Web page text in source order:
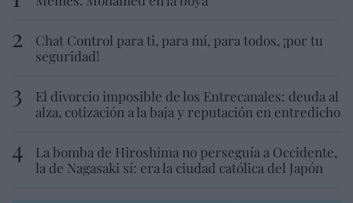
Chat Control para ti, para mí, para todos, ¡por tu
seguridad!
El divorcio imposible de los Entrecanales: deuda al
alza, cotización a la baja y reputación en entredicho
La bomba de Hiroshima no perseguía a Occidente,
la de Nagasaki sí: era la ciudad católica del Japón